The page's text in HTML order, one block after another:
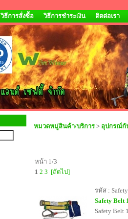
วิธีการสั่งซื้อ วิธีการชำระเงิน ติดต่อเรา
หมวดหมู่สินค้า/บริการ > อุปกรณ์กั
หน้า 1/3
1 2 3 [ถัดไป]
รหัส :
Safety Belt
Safety Belt